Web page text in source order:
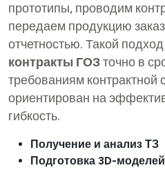
прототипы, проводим
передаем продукцию
отчетностью. Такой
контракты ГОЗточно в
требованиям
ориентирован на
гибкость.
Получение и анализ ТЗ
Подготовка 3D-моделей